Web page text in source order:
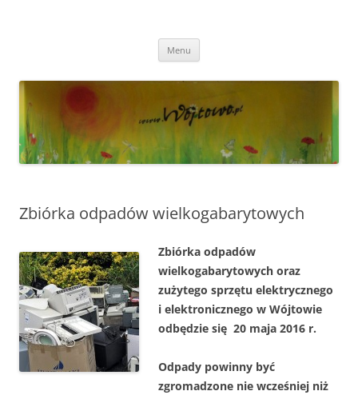
Menu
Zbiórka odpadów wielkogabarytowych
Zbiórka odpadów
wielkogabarytowych oraz
zużytego sprzętu elektrycznego
i elektronicznego w Wójtowie
odbędzie się 20 maja 2016 r.
Odpady powinny być
zgromadzone nie wcześniej niż